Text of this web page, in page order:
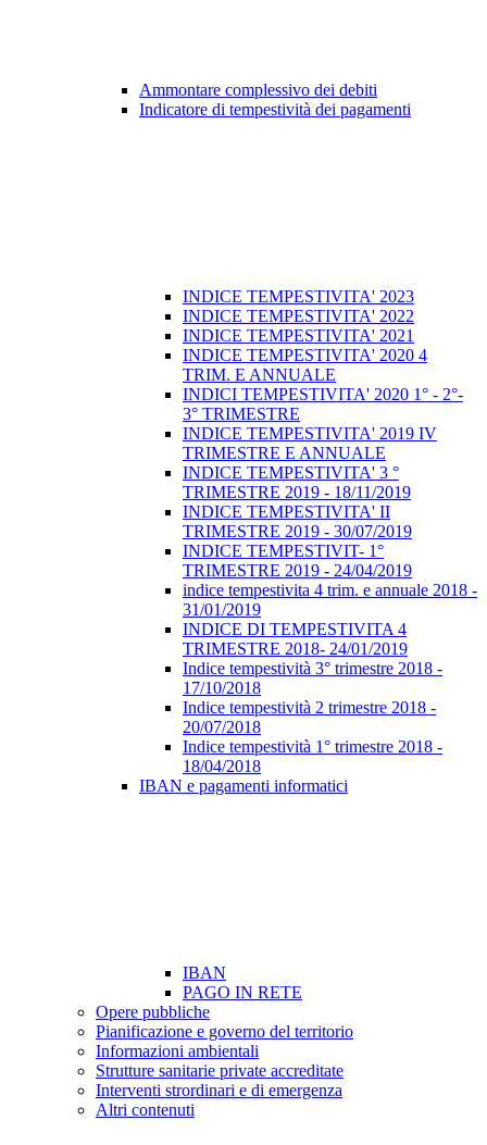
Ammontare complessivo dei debiti
Indicatore di tempestività dei pagamenti
INDICE TEMPESTIVITA' 2023
INDICE TEMPESTIVITA' 2022
INDICE TEMPESTIVITA' 2021
INDICE TEMPESTIVITA' 2020 4
TRIM. E ANNUALE
INDICI TEMPESTIVITA' 2020 1° - 2°-
3° TRIMESTRE
INDICE TEMPESTIVITA' 2019 IV
TRIMESTRE E ANNUALE
INDICE TEMPESTIVITA' 3 °
TRIMESTRE 2019 - 18/11/2019
INDICE TEMPESTIVITA' II
TRIMESTRE 2019 - 30/07/2019
INDICE TEMPESTIVIT- 1°
TRIMESTRE 2019 - 24/04/2019
indice tempestivita 4 trim. e annuale 2018 -
31/01/2019
INDICE DI TEMPESTIVITA 4
TRIMESTRE 2018- 24/01/2019
Indice tempestività 3° trimestre 2018 -
17/10/2018
Indice tempestività 2 trimestre 2018 -
20/07/2018
Indice tempestività 1° trimestre 2018 -
18/04/2018
IBAN e pagamenti informatici
IBAN
PAGO IN RETE
Opere pubbliche
Pianificazione e governo del territorio
Informazioni ambientali
Strutture sanitarie private accreditate
Interventi strordinari e di emergenza
Altri contenuti